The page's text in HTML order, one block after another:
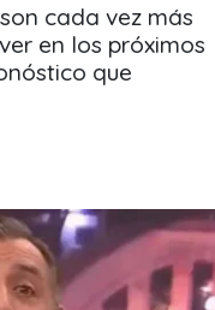
cada vez más
en los próximos
que